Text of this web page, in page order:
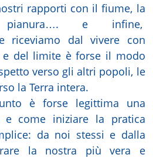
rapporti con il fiume, la
e infine,
riceviamo dal vivere con
e del limite è forse il modo
verso gli altri popoli, le
la Terra intera.
è forse legittima una
e come iniziare la pratica
da noi stessi e dalla
la nostra più vera e